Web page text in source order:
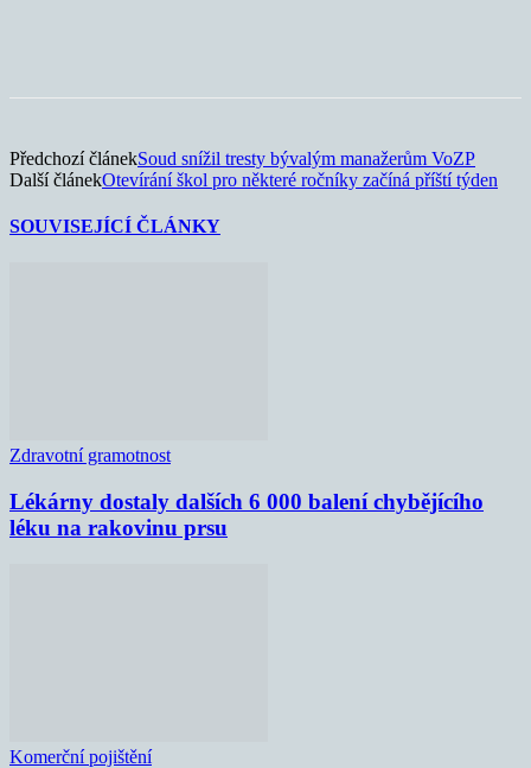
Předchozí článekSoud snížil tresty bývalým manažerům VoZP
Další článekOtevírání škol pro některé ročníky začíná příští týden
SOUVISEJÍCÍ ČLÁNKY
Zdravotní gramotnost
Lékárny dostaly dalších 6 000 balení chybějícího
léku na rakovinu prsu
Komerční pojištění